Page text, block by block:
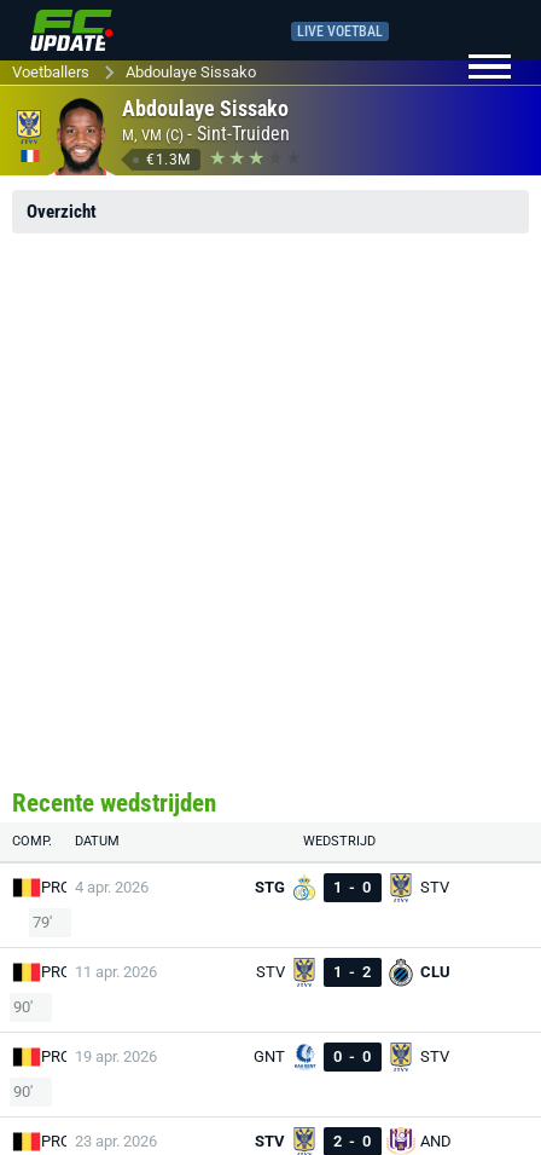
LIVE VOETBAL
Voetballers Abdoulaye Sissako
Abdoulaye Sissako
M, VM (C) - Sint-Truiden
€1.3M
Overzicht
Recente wedstrijden
COMP. DATUM WEDSTRIJD
PRO 4 apr. 2026 STG 1 - 0
STV
79'
PRO 11 apr. 2026 STV 1 - 2
CLU
90'
PRO 19 apr. 2026 GNT 0 - 0
STV
90'
PRO 23 apr. 2026 STV 2 - 0
AND